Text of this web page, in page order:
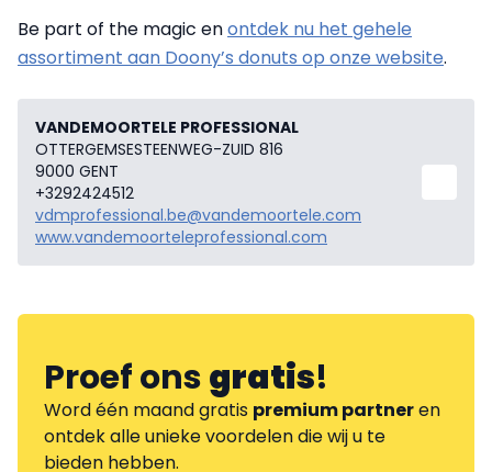
Be part of the magic enontdek nu het gehele
assortiment aan Doony’s donuts op onze website.
VANDEMOORTELE PROFESSIONAL
OTTERGEMSESTEENWEG-ZUID 816
9000 GENT
+3292424512
vdmprofessional.be@vandemoortele.com
www.vandemoorteleprofessional.com
Proef onsgratis!
Word één maand gratis premium partneren
ontdek alle unieke voordelen die wij u te
bieden hebben.